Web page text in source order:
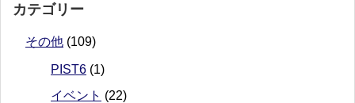
カテゴリー
その他 (109)
PIST6 (1)
イベント (22)